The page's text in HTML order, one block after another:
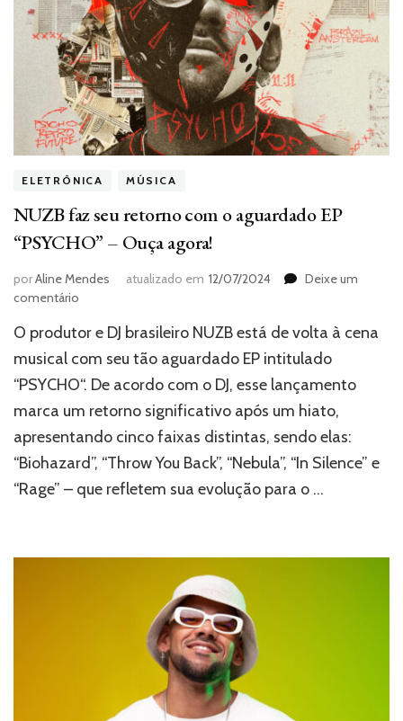
ELETRÔNICA MÚSICA
NUZB faz seu retorno com o aguardado EP
“PSYCHO” – Ouça agora!
porAline Mendes atualizado em 12/07/2024
Deixe um
comentário
faz
seu
com
o
aguardado
“PSYCHO”
–
O produtor e DJ brasileiro NUZB está de volta à cena
musical com seu tão aguardado EP intitulado
“PSYCHO“. De acordo com o DJ, esse lançamento
marca um retorno significativo após um hiato,
apresentando cinco faixas distintas, sendo elas:
“Biohazard”, “Throw You Back”, “Nebula”, “In Silence” e
“Rage” – que refletem sua evolução para o …